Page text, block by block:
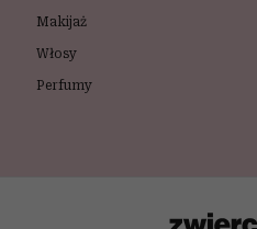
Makijaż
Włosy
Perfumy